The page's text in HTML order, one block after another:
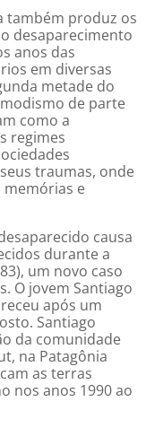
também produz os
desaparecimento
anos das
em diversas
metade do
de parte
como a
regimes
traumas, onde
memórias e
causa
durante a
um novo caso
O jovem Santiago
após um
Santiago
da comunidade
na Patagônia
as terras
nos anos 1990 ao